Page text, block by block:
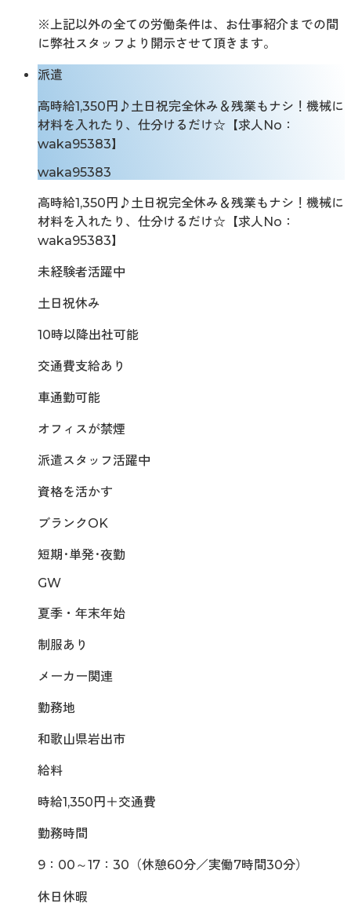
※上記以外の全ての労働条件は、お仕事紹介までの間
に弊社スタッフより開示させて頂きます。
派遣
高時給1,350円♪土日祝完全休み＆残業もナシ！機械に
材料を入れたり、仕分けるだけ☆【求人No：
waka95383】
waka95383
高時給1,350円♪土日祝完全休み＆残業もナシ！機械に
材料を入れたり、仕分けるだけ☆【求人No：
waka95383】
未経験者活躍中
土日祝休み
10時以降出社可能
交通費支給あり
車通勤可能
オフィスが禁煙
派遣スタッフ活躍中
資格を活かす
ブランクOK
短期･単発･夜勤
GW
夏季・年末年始
制服あり
メーカー関連
勤務地
和歌山県岩出市
給料
時給1,350円＋交通費
勤務時間
9：00～17：30（休憩60分／実働7時間30分）
休日休暇